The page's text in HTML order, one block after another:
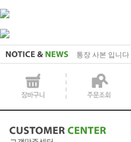
통장 사본 입니다